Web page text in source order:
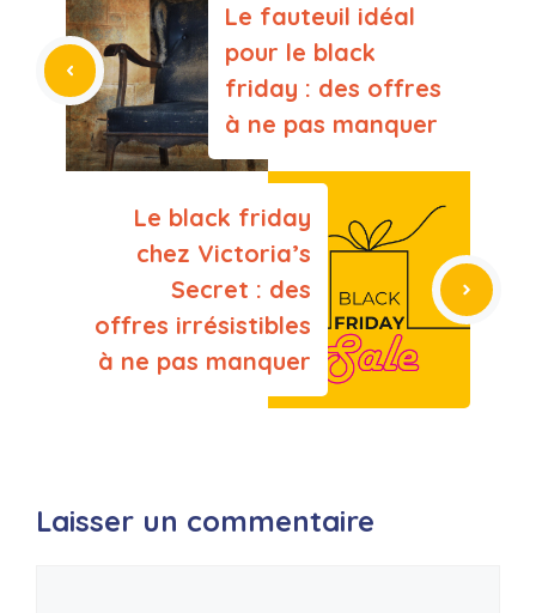
Le fauteuil idéal
pour le black
friday : des offres
à ne pas manquer
Le black friday
chez Victoria’s
Secret : des
offres irrésistibles
à ne pas manquer
Laisser un commentaire